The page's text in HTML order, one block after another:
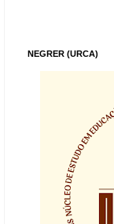
NEGRER (URCA)